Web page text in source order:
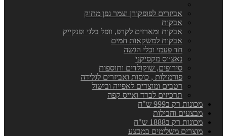
אביזרים לפופקורן וצמר גפן מתוק
אבקות
אבקות ומארזים לקרפ, וופל בלגי ופנקייק
אבקות למשקאות חמים
חד פעמי וכלי הגשה
נאצ׳וס מקסיקני
סירופים, שוקולדים ותוספות
פורמולות , כוסות ואביזרים לגלידה
רטבים ומוצרים לאפייה ובישול
תרכיזים לברד ואייס קפה
מכונות רק ב999 ש"ח
מבצעים וחבילות
מכונות רק ב1888 ש"ח
מוצרים משלימים במבצע